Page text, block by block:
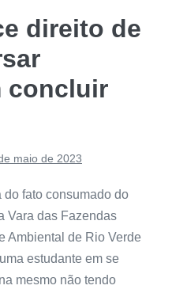
direito de
concluir
maio de 2023
fato consumado do
Vara das Fazendas
Ambiental de Rio Verde
estudante em se
mesmo não tendo